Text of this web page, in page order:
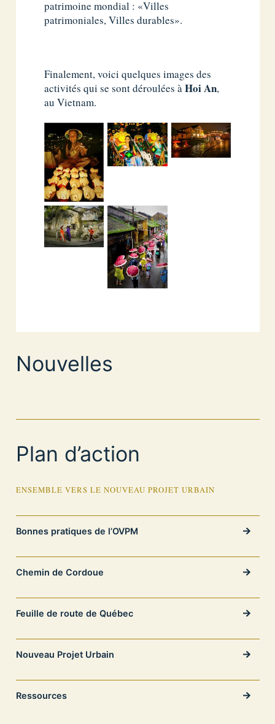
patrimoine mondial : «Villes
patrimoniales, Villes durables».
Finalement, voici quelques images des
activités qui se sont déroulées àHoi An,
au Vietnam.
Nouvelles
Plan d’action
ENSEMBLE VERS LE NOUVEAU PROJET URBAIN
Bonnes pratiques de l’OVPM
Chemin de Cordoue
Feuille de route de Québec
Nouveau Projet Urbain
Ressources